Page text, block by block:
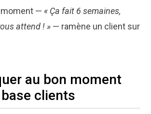
moment — « Ça fait 6 semaines,
attend ! » — ramène un client sur
au bon moment
clients